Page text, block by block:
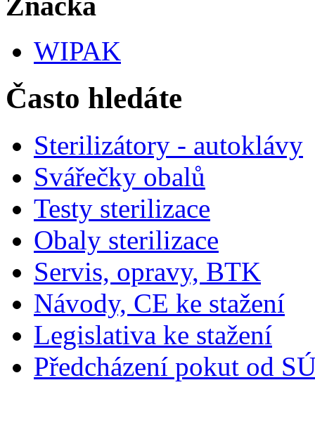
WIPAK
Často hledáte
Sterilizátory - autoklávy
Svářečky obalů
Testy sterilizace
Obaly sterilizace
Servis, opravy, BTK
Návody, CE ke stažení
Legislativa ke stažení
Předcházení pokut od